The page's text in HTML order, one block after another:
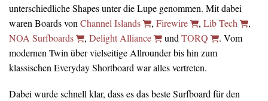
unterschiedliche Shapes unter die Lupe genommen. Mit dabei
waren Boards von Channel Islands , Firewire , Lib Tech
,
NOA Surfboards
, Delight Alliance und TORQ
. Vom
modernen Twin über vielseitige Allrounder bis hin zum
klassischen Everyday Shortboard war alles vertreten.
Dabei wurde schnell klar, dass es das beste Surfboard für den